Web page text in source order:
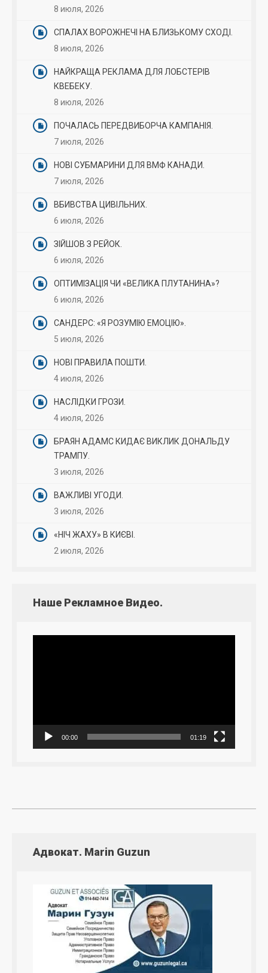
8 июля, 2026
СПАЛАХ ВОРОЖНЕЧІ НА БЛИЗЬКОМУ СХОДІ.
8 июля, 2026
НАЙКРАЩА РЕКЛАМА ДЛЯ ЛОБСТЕРІВ
КВЕБЕКУ.
8 июля, 2026
ПОЧАЛАСЬ ПЕРЕДВИБОРЧА КАМПАНІЯ.
7 июля, 2026
НОВІ СУБМАРИНИ ДЛЯ ВМФ КАНАДИ.
7 июля, 2026
ВБИВСТВА ЦИВІЛЬНИХ.
6 июля, 2026
ЗІЙШОВ З РЕЙОК.
6 июля, 2026
ОПТИМІЗАЦІЯ ЧИ «ВЕЛИКА ПЛУТАНИНА»?
6 июля, 2026
САНДЕРС: «Я РОЗУМІЮ ЕМОЦІЮ».
5 июля, 2026
НОВІ ПРАВИЛА ПОШТИ.
4 июля, 2026
НАСЛІДКИ ГРОЗИ.
4 июля, 2026
БРАЯН АДАМС КИДАЄ ВИКЛИК ДОНАЛЬДУ
ТРАМПУ.
3 июля, 2026
ВАЖЛИВІ УГОДИ.
3 июля, 2026
«НІЧ ЖАХУ» В КИЄВІ.
2 июля, 2026
Наше Рекламное Видео.
00:00 01:19
Адвокат. Marin Guzun